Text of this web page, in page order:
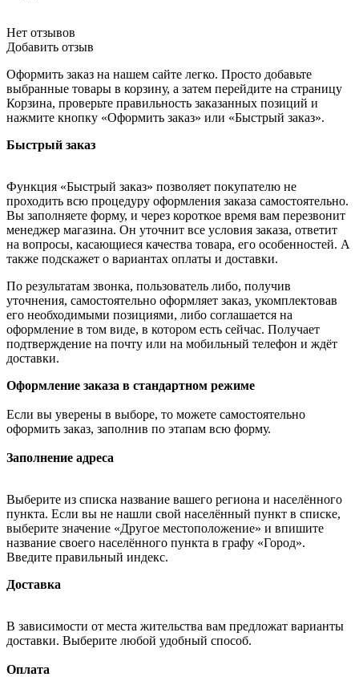
Нет отзывов
Добавить отзыв
Оформить заказ на нашем сайте легко. Просто добавьте
выбранные товары в корзину, а затем перейдите на страницу
Корзина, проверьте правильность заказанных позиций и
нажмите кнопку «Оформить заказ» или «Быстрый заказ».
Быстрый заказ
Функция «Быстрый заказ» позволяет покупателю не
проходить всю процедуру оформления заказа самостоятельно.
Вы заполняете форму, и через короткое время вам перезвонит
менеджер магазина. Он уточнит все условия заказа, ответит
на вопросы, касающиеся качества товара, его особенностей. А
также подскажет о вариантах оплаты и доставки.
По результатам звонка, пользователь либо, получив
уточнения, самостоятельно оформляет заказ, укомплектовав
его необходимыми позициями, либо соглашается на
оформление в том виде, в котором есть сейчас. Получает
подтверждение на почту или на мобильный телефон и ждёт
доставки.
Оформление заказа в стандартном режиме
Если вы уверены в выборе, то можете самостоятельно
оформить заказ, заполнив по этапам всю форму.
Заполнение адреса
Выберите из списка название вашего региона и населённого
пункта. Если вы не нашли свой населённый пункт в списке,
выберите значение «Другое местоположение» и впишите
название своего населённого пункта в графу «Город».
Введите правильный индекс.
Доставка
В зависимости от места жительства вам предложат варианты
доставки. Выберите любой удобный способ.
Оплата